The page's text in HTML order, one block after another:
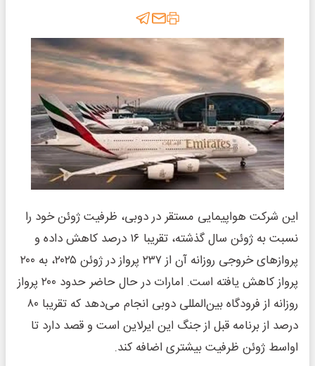
این شرکت هواپیمایی مستقر در دوبی، ظرفیت ژوئن خود را
نسبت به ژوئن سال گذشته، تقریبا ۱۶ درصد کاهش داده و
پروازهای خروجی روزانه آن از ۲۳۷ پرواز در ژوئن ۲۰۲۵، به ۲۰۰
پرواز کاهش یافته است. امارات در حال حاضر حدود ۲۰۰ پرواز
روزانه از فرودگاه بین‌المللی دوبی انجام می‌دهد که تقریبا ۸۰
درصد از برنامه قبل از جنگ این ایرلاین است و قصد دارد تا
اواسط ژوئن ظرفیت بیشتری اضافه کند.